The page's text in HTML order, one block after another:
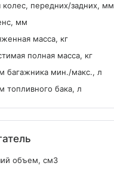
колес, передних/задних, мм
мм
масса, кг
полная масса, кг
багажника мин./макс., л
топливного бака, л
объем, см3